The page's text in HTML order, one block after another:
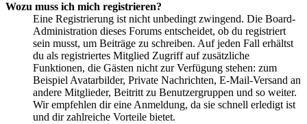
Wozu muss ich mich registrieren?
Eine Registrierung ist nicht unbedingt zwingend. Die Board-
Administration dieses Forums entscheidet, ob du registriert
sein musst, um Beiträge zu schreiben. Auf jeden Fall erhältst
du als registriertes Mitglied Zugriff auf zusätzliche
Funktionen, die Gästen nicht zur Verfügung stehen: zum
Beispiel Avatarbilder, Private Nachrichten, E-Mail-Versand an
andere Mitglieder, Beitritt zu Benutzergruppen und so weiter.
Wir empfehlen dir eine Anmeldung, da sie schnell erledigt ist
und dir zahlreiche Vorteile bietet.